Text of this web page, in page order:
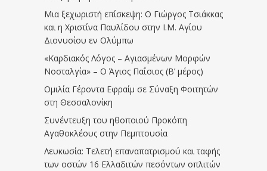
Μια ξεχωριστή επίσκεψη: Ο Γιώργος Τσιάκκας
και η Χριστίνα Παυλίδου στην Ι.Μ. Αγίου
Διονυσίου εν Ολύμπω
«Καρδιακός Λόγος – Αγιασμένων Μορφών
Νοσταλγία» – Ο Άγιος Παΐσιος (Β’ μέρος)
Ομιλία Γέροντα Εφραίμ σε Σύναξη Φοιτητών
στη Θεσσαλονίκη
Συνέντευξη του ηθοποιού Προκόπη
Αγαθοκλέους στην Πεμπτουσία
Λευκωσία: Τελετή επαναπατρισμού και ταφής
των οστών 16 Ελλαδιτών πεσόντων οπλιτών